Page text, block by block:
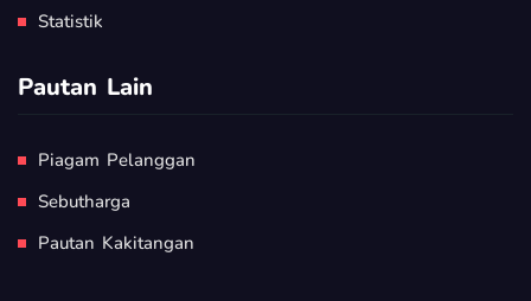
Statistik
Pautan Lain
Piagam Pelanggan
Sebutharga
Pautan Kakitangan